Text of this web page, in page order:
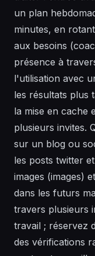
un plan
minutes, en
aux besoins
présence à
l'utilisation avec
les résultats plus
la mise en cache
plusieurs invites.
sur un blog ou
les posts twitter
images (images)
dans les futurs
travers plusieurs
travail ; réservez
des vérifications